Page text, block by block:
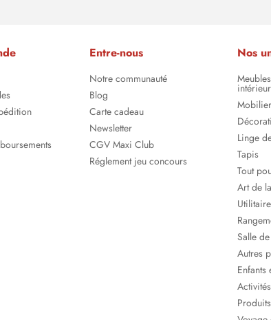
Entre-nous
Notre communauté
Blog
Carte cadeau
Newsletter
CGV Maxi Club
Réglement jeu concours
Nos
intérieur
Linge
Tapis
Tout
Art de
Salle
Autres
Enfants